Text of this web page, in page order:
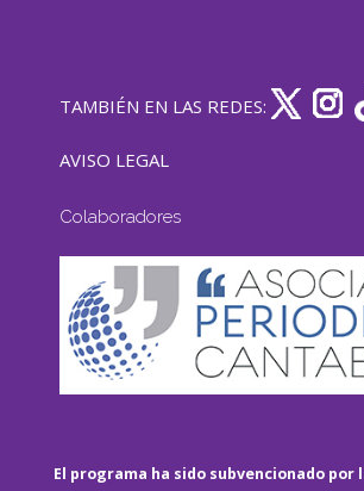
TAMBIÉN EN LAS REDES:
AVISO LEGAL
Colaboradores
El programa ha sido subvencionado por